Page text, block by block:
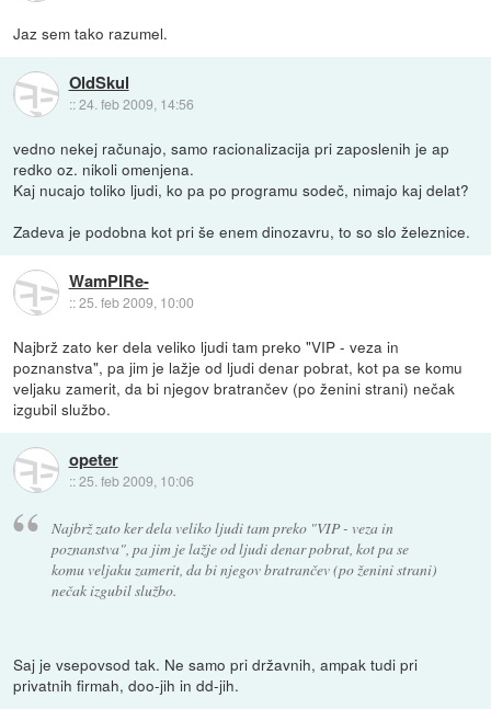
Jaz sem tako razumel.
OldSkul
::24. feb 2009, 14:56
vedno nekej računajo, samo racionalizacija pri zaposlenih je ap
redko oz. nikoli omenjena.
Kaj nucajo toliko ljudi, ko pa po programu sodeč, nimajo kaj delat?
Zadeva je podobna kot pri še enem dinozavru, to so slo železnice.
WamPIRe-
::25. feb 2009, 10:00
Najbrž zato ker dela veliko ljudi tam preko "VIP - veza in
poznanstva", pa jim je lažje od ljudi denar pobrat, kot pa se komu
veljaku zamerit, da bi njegov bratrančev (po ženini strani) nečak
izgubil službo.
opeter
::25. feb 2009, 10:06
Najbrž zato ker dela veliko ljudi tam preko "VIP - veza in
poznanstva", pa jim je lažje od ljudi denar pobrat, kot pa se
komu veljaku zamerit, da bi njegov bratrančev (po ženini strani)
nečak izgubil službo.
Saj je vsepovsod tak. Ne samo pri državnih, ampak tudi pri
privatnih firmah, doo-jih in dd-jih.